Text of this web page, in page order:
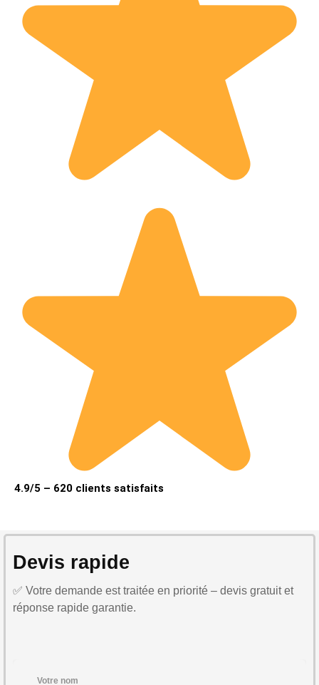
4.9/5 – 620 clients satisfaits
Devis rapide
✅ Votre demande est traitée en priorité – devis gratuit et
réponse rapide garantie.
Votre nom